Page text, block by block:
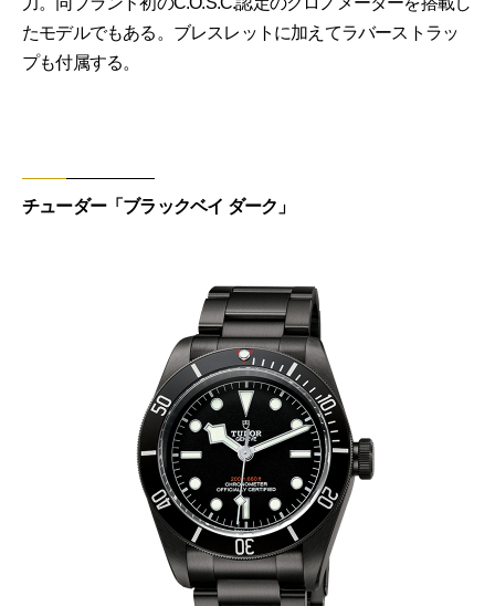
たモデルでもある。ブレスレットに加えてラバーストラッ
プも付属する。
チューダー「ブラックベイ ダーク」